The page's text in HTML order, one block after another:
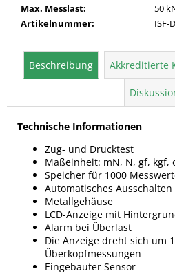
Max. Messlast:
50
Artikelnummer: ISF-
Beschreibung Akkreditierte
Technische Informationen
Zug- und Drucktest
Maßeinheit: mN, N, gf, kgf,
Speicher für 1000
Automatisches
Metallgehäuse
LCD-Anzeige mit
Alarm bei Überlast
Die Anzeige dreht sich um
Überkopfmessungen
Eingebauter Sensor